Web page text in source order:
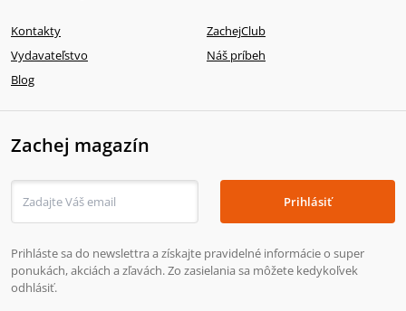
Kontakty
ZachejClub
Vydavateľstvo
Náš príbeh
Blog
Zachej magazín
Prihlásiť
Prihláste sa do newslettra a získajte pravidelné informácie o super
ponukách, akciách a zľavách. Zo zasielania sa môžete kedykoľvek
odhlásiť.